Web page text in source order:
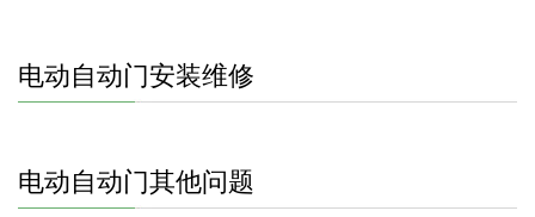
电动自动门安装维修
电动自动门其他问题